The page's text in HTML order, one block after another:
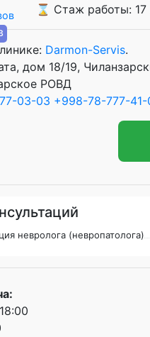
⌛ Стаж работы: 17
Darmon-Servis.
дом 18/19,
РОВД
03-03 +998-78-777-41-
невролога (невропатолога)